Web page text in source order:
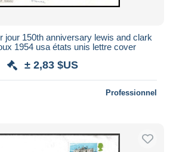
jour 150th anniversary lewis and clark
1954 usa états unis lettre cover
± 2,83 $US
Professionnel